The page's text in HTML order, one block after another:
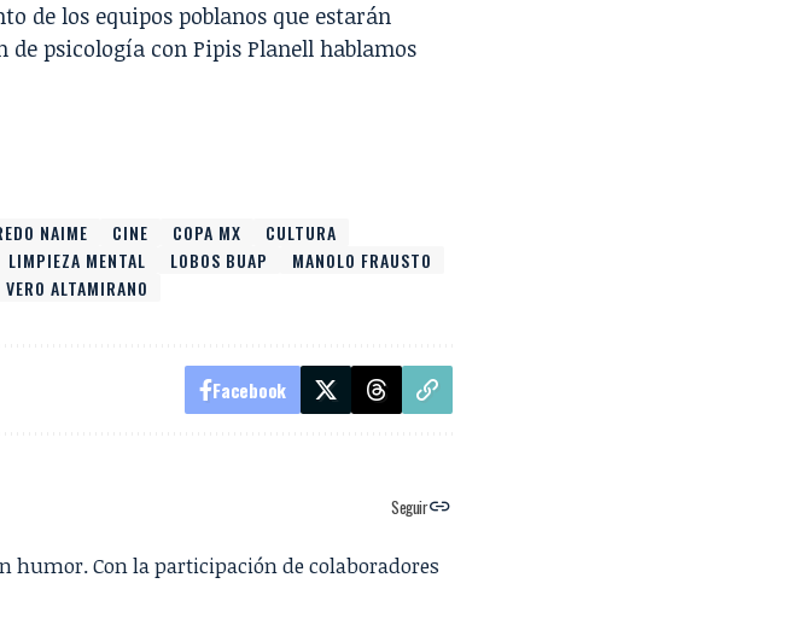
de los equipos poblanos que estarán
de psicología con Pipis Planell hablamos
NAIME CINE COPA MX
CULTURA
LIMPIEZA MENTAL LOBOS BUAP
MANOLO FRAUSTO
VERO ALTAMIRANO
Facebook
Seguir
Con la participación de colaboradores